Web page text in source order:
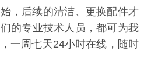
，后续的清洁、更换配件才
的专业技术人员，都可为我
一周七天24小时在线，随时